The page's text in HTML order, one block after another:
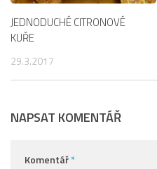
JEDNODUCHÉ CITRONOVÉ
KUŘE
29.3.2017
NAPSAT KOMENTÁŘ
Komentář*